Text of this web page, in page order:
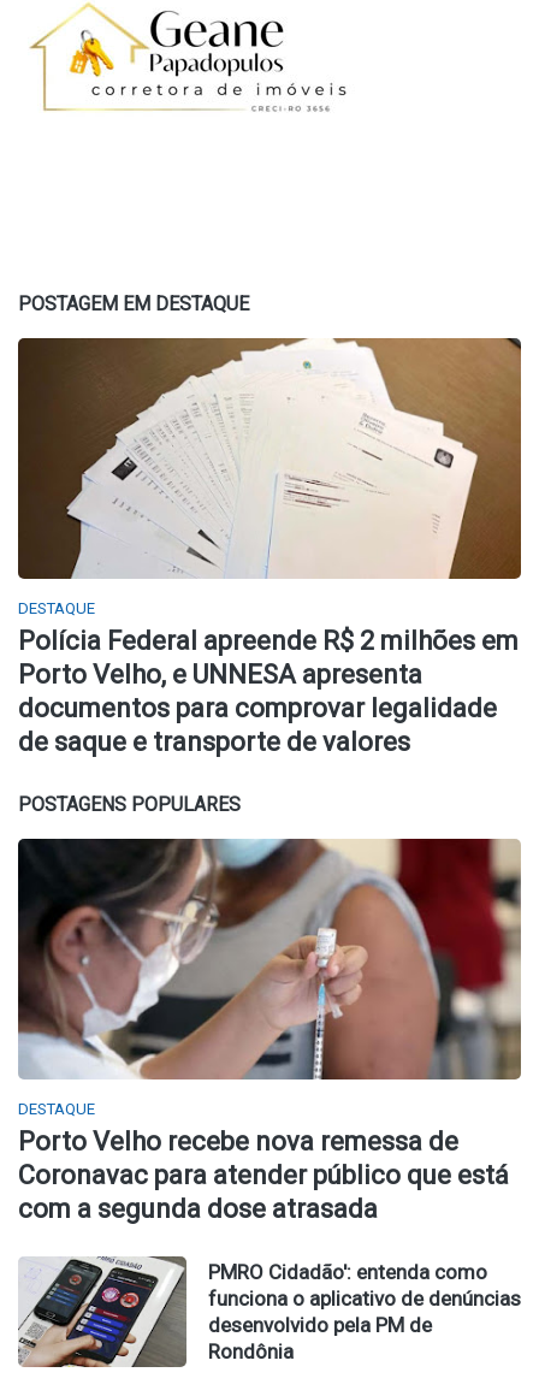
POSTAGEM EM DESTAQUE
DESTAQUE
Polícia Federal apreende R$ 2 milhões em
Porto Velho, e UNNESA apresenta
documentos para comprovar legalidade
de saque e transporte de valores
POSTAGENS POPULARES
DESTAQUE
Porto Velho recebe nova remessa de
Coronavac para atender público que está
com a segunda dose atrasada
PMRO Cidadão': entenda como
funciona o aplicativo de denúncias
desenvolvido pela PM de
Rondônia